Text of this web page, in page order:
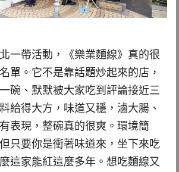
一帶活動，《樂業麵線》真的很
單。它不是靠話題炒起來的店，
碗、默默被大家吃到評論接近三
給得大方，味道又穩，滷大腸、
表現，整碗真的很爽。環境簡
只要你是衝著味道來，坐下來吃
這家能紅這麼多年。想吃麵線又